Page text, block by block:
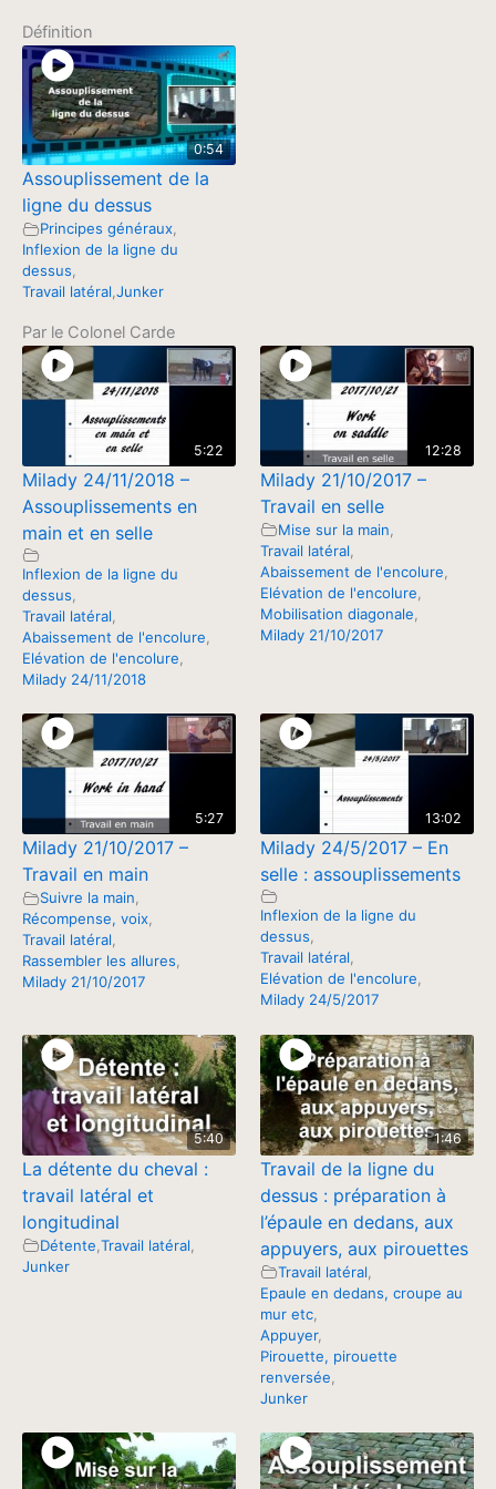
Définition
0:54
Assouplissement de la
ligne du dessus
Principes généraux,
Inflexion de la ligne du
dessus,
Travail latéral,Junker
Par le Colonel Carde
5:22
Milady 24/11/2018 –
Assouplissements en
main et en selle
Inflexion de la ligne du
dessus
Travail latéral
Abaissement de l'encolure
Elévation de l'encolure
Milady 24/11/2018
12:28
Milady 21/10/2017 –
Travail en selle
Mise sur la main
Travail latéral
Abaissement de l'encolure
Elévation de l'encolure
Mobilisation diagonale
Milady 21/10/2017
5:27
Milady 21/10/2017 –
Travail en main
Suivre la main
Récompense, voix
Travail latéral
Rassembler les allures
Milady 21/10/2017
13:02
Milady 24/5/2017 – En
selle : assouplissements
Inflexion de la ligne du
dessus
Travail latéral
Elévation de l'encolure
Milady 24/5/2017
5:40
La détente du cheval :
travail latéral et
longitudinal
Détente Travail latéral
Junker
1:46
Travail de la ligne du
dessus : préparation à
l’épaule en dedans, aux
appuyers, aux pirouettes
Travail latéral
Epaule en dedans, croupe au
mur etc,
Appuyer,
Pirouette, pirouette
renversée
Junker